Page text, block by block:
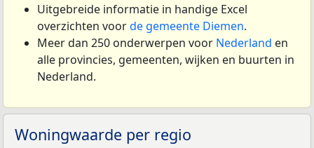
Uitgebreide informatie in handige Excel
overzichten voorde gemeente Diemen.
Meer dan 250 onderwerpen voor Nederland en
alle provincies, gemeenten, wijken en buurten in
Nederland.
Woningwaarde per regio